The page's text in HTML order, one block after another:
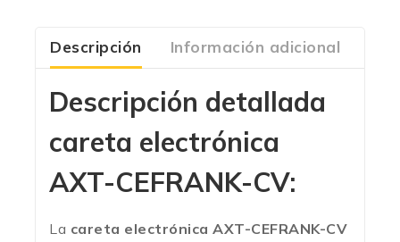
Descripción Información adicional
Descripción detallada
careta electrónica
AXT-CEFRANK-CV:
La careta electrónica AXT-CEFRANK-CV